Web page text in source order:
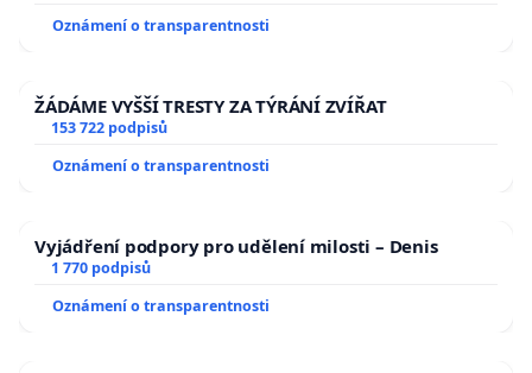
Oznámení o transparentnosti
ŽÁDÁME VYŠŠÍ TRESTY ZA TÝRÁNÍ ZVÍŘAT
153 722 podpisů
Oznámení o transparentnosti
Vyjádření podpory pro udělení milosti – Denis
1 770 podpisů
Oznámení o transparentnosti